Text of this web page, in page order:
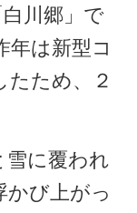
川郷」で
年は新型コ
たため、２
に覆われ
かび上がっ